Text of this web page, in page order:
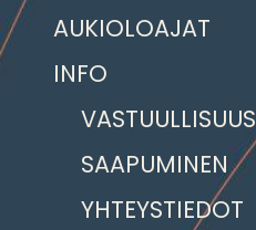
AUKIOLOAJAT
INFO
VASTUULLISUUS
SAAPUMINEN
YHTEYSTIEDOT